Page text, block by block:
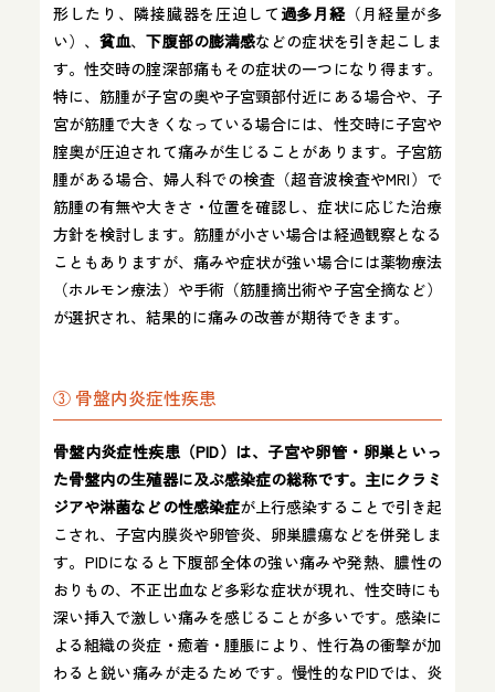
形したり、隣接臓器を圧迫して 過多月経（月経量が多
い）、貧血、下腹部の膨満感などの症状を引き起こしま
す。性交時の腟深部痛もその症状の一つになり得ます。
特に、筋腫が子宮の奥や子宮頸部付近にある場合や、子
宮が筋腫で大きくなっている場合には、性交時に子宮や
腟奥が圧迫されて痛みが生じることがあります。子宮筋
腫がある場合、婦人科での検査（超音波検査やMRI）で
筋腫の有無や大きさ・位置を確認し、症状に応じた治療
方針を検討します。筋腫が小さい場合は経過観察となる
こともありますが、痛みや症状が強い場合には薬物療法
（ホルモン療法）や手術（筋腫摘出術や子宮全摘など）
が選択され、結果的に痛みの改善が期待できます。
③ 骨盤内炎症性疾患
骨盤内炎症性疾患（PID）は、子宮や卵管・卵巣といっ
た骨盤内の生殖器に及ぶ感染症の総称です。主にクラミ
ジアや淋菌などの性感染症が上行感染することで引き起
こされ、子宮内膜炎や卵管炎、卵巣膿瘍などを併発しま
す。PIDになると下腹部全体の強い痛みや発熱、膿性の
おりもの、不正出血など多彩な症状が現れ、性交時にも
深い挿入で激しい痛みを感じることが多いです。感染に
よる組織の炎症・癒着・腫脹により、性行為の衝撃が加
わると鋭い痛みが走るためです。慢性的なPIDでは、炎